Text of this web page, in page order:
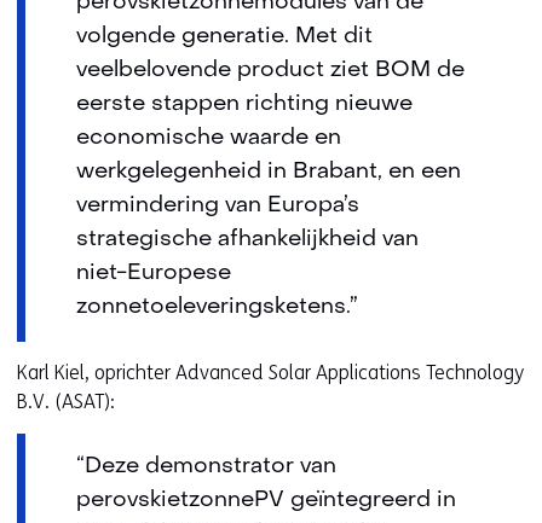
volgende generatie. Met dit
veelbelovende product ziet BOM de
eerste stappen richting nieuwe
economische waarde en
werkgelegenheid in Brabant, en een
vermindering van Europa’s
strategische afhankelijkheid van
niet-Europese
zonnetoeleveringsketens.”
Karl Kiel, oprichter Advanced Solar Applications Technology
B.V. (ASAT):
“Deze demonstrator van
perovskietzonnePV geïntegreerd in